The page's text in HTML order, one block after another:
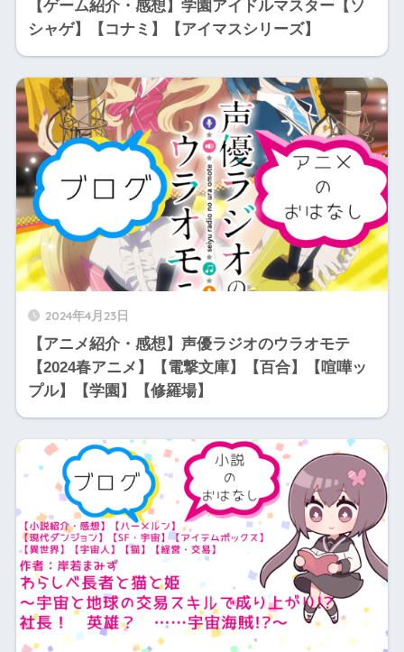
【ゲーム紹介・感想】学園アイドルマスター【ソ
シャゲ】【コナミ】【アイマスシリーズ】
2024年4月23日
【アニメ紹介・感想】声優ラジオのウラオモテ
【2024春アニメ】【電撃文庫】【百合】【喧嘩ッ
プル】【学園】【修羅場】